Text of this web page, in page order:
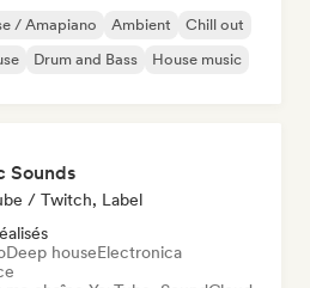
/ Amapiano Ambient
Chill out
Drum and Bass House music
Sounds
/ Twitch, Label
Deep houseElectronica